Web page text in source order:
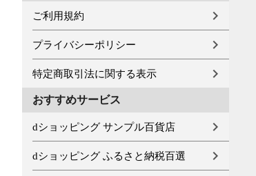
ご利用規約
プライバシーポリシー
特定商取引法に関する表示
おすすめサービス
dショッピング サンプル百貨店
dショッピング ふるさと納税百選